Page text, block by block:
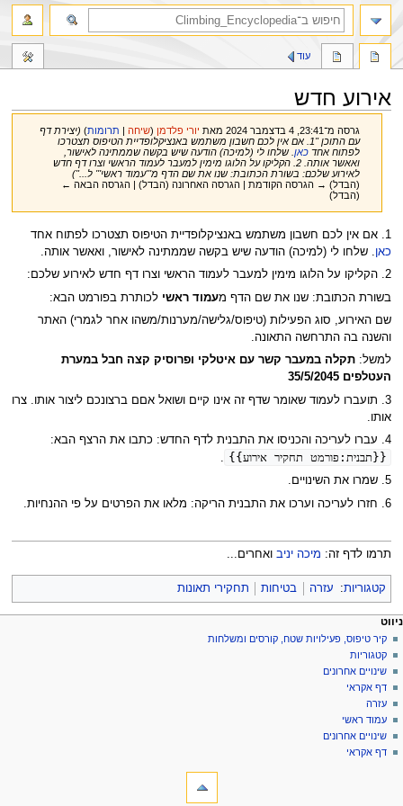
אירוע חדש
גרסה מ־23:41, 4 בדצמבר 2024 מאת יורי פלדמן (שיחה | תרומות) (יצירת דף
עם התוכן "1. אם אין לכם חשבון משתמש באנציקלופדיית הטיפוס תצטרכו
לפתוח אחדכאן . שלחו לי (למיכה) הודעה שיש בקשה שממתינה לאישור,
ואאשר אותה. 2. הקליקו על הלוגו מימין למעבר לעמוד הראשי וצרו דף חדש
לאירוע שלכם: בשורת הכתובת: שנו את שם הדף מ'''עמוד ראשי''' ל...")
(הבדל) → הגרסה הקודמת | הגרסה האחרונה (הבדל) | הגרסה הבאה ←
(הבדל)
קפיצה
לניווט
קפיצה
לחיפוש
1. אם אין לכם חשבון משתמש באנציקלופדיית הטיפוס תצטרכו לפתוח אחד
כאן. שלחו לי (למיכה) הודעה שיש בקשה שממתינה לאישור, ואאשר אותה.
2. הקליקו על הלוגו מימין למעבר לעמוד הראשי וצרו דף חדש לאירוע שלכם:
בשורת הכתובת: שנו את שם הדף מעמוד ראשי לכותרת בפורמט הבא:
שם האירוע, סוג הפעילות (טיפוס/גלישה/מערנות/משהו אחר לגמרי) האתר
והשנה בה התרחשה התאונה.
למשל: תקלה במעבר קשר עם איטלקי ופרוסיק קצה חבל במערת
העטלפים 35/5/2045
3. תועברו לעמוד שאומר שדף זה אינו קיים ושואל אםם ברצונכם ליצור אותו. צרו
אותו.
4. עברו לעריכה והכניסו את התבנית לדף החדש: כתבו את הרצף הבא:
{{תבנית:פורמט תחקיר אירוע}} .
5. שמרו את השינויים.
6. חזרו לעריכה וערכו את התבנית הריקה: מלאו את הפרטים על פי ההנחיות.
תרמו לדף זה: מיכה יניבואחרים...
קטגוריות: עזרה בטיחות תחקירי תאונות
תפריט
ניווט
פעולות דף
דף
שיחה
קריאה
הצגת
מקור
היסטוריה
עוד
כלים אישיים
כניסה
לחשבון
בקשת
חשבון
ניווט
קיר טיפוס, פעילויות שטח, קורסים ומשלחות
קטגוריות
שינויים אחרונים
דף אקראי
עזרה
עמוד ראשי
שינויים אחרונים
דף אקראי
חיפוש